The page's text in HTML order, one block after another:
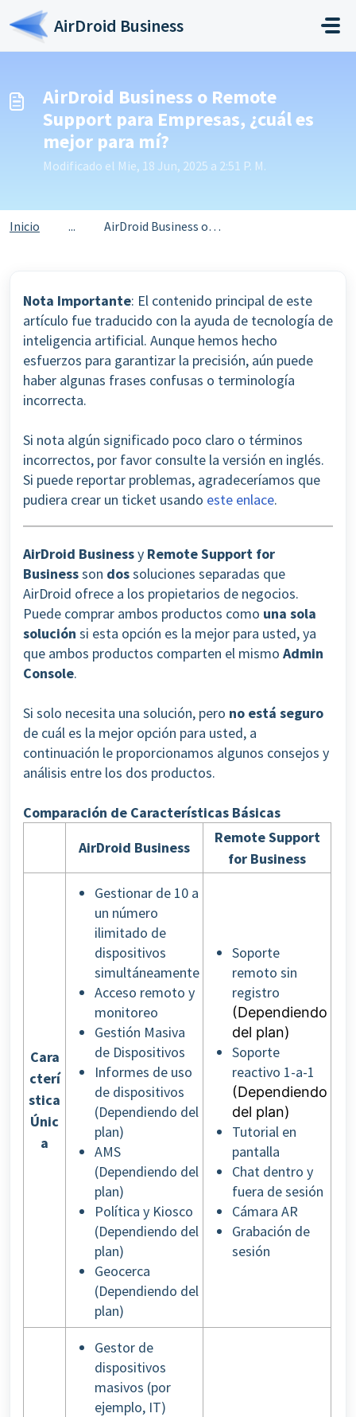
Saltar al contenido principal
AirDroid Business
AirDroid Business o Remote
Support para Empresas, ¿cuál es
mejor para mí?
Modificado el Mie, 18 Jun, 2025 a 2:51 P. M.
Inicio ... AirDroid Business o Remote Support para Empresas, ¿cuál e...
Nota Importante: El contenido principal de este
artículo fue traducido con la ayuda de tecnología de
inteligencia artificial. Aunque hemos hecho
esfuerzos para garantizar la precisión, aún puede
haber algunas frases confusas o terminología
incorrecta.
Si nota algún significado poco claro o términos
incorrectos, por favor consulte la versión en inglés.
Si puede reportar problemas, agradeceríamos que
pudiera crear un ticket usando este enlace.
AirDroid Businessy Remote Support for
Businessson dossoluciones separadas que
AirDroid ofrece a los propietarios de negocios.
Puede comprar ambos productos como una sola
solución si esta opción es la mejor para usted, ya
que ambos productos comparten el mismo Admin
Console.
Si solo necesita una solución, pero no está seguro
de cuál es la mejor opción para usted, a
continuación le proporcionamos algunos consejos y
análisis entre los dos productos.
Comparación de Características Básicas
AirDroid Business
Remote Support
for Business
Cara
cterí
stica
Únic
a
Gestionar de 10 a
un número
ilimitado de
dispositivos
simultáneamente
Acceso remoto y
monitoreo
Gestión Masiva
de Dispositivos
Informes de uso
de dispositivos
(Dependiendo del
plan)
AMS
(Dependiendo del
plan)
Política y Kiosco
(Dependiendo del
plan)
Geocerca
(Dependiendo del
plan)
Soporte
remoto sin
registro
(Dependiendo
del plan)
Soporte
reactivo 1-a-1
(Dependiendo
del plan)
Tutorial en
pantalla
Chat dentro y
fuera de sesión
Cámara AR
Grabación de
sesión
Gestor de
dispositivos
masivos (por
ejemplo, IT)